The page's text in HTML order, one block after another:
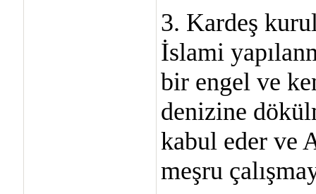
3. Kardeş
İslami
bir engel ve
denizine
kabul eder ve
meşru